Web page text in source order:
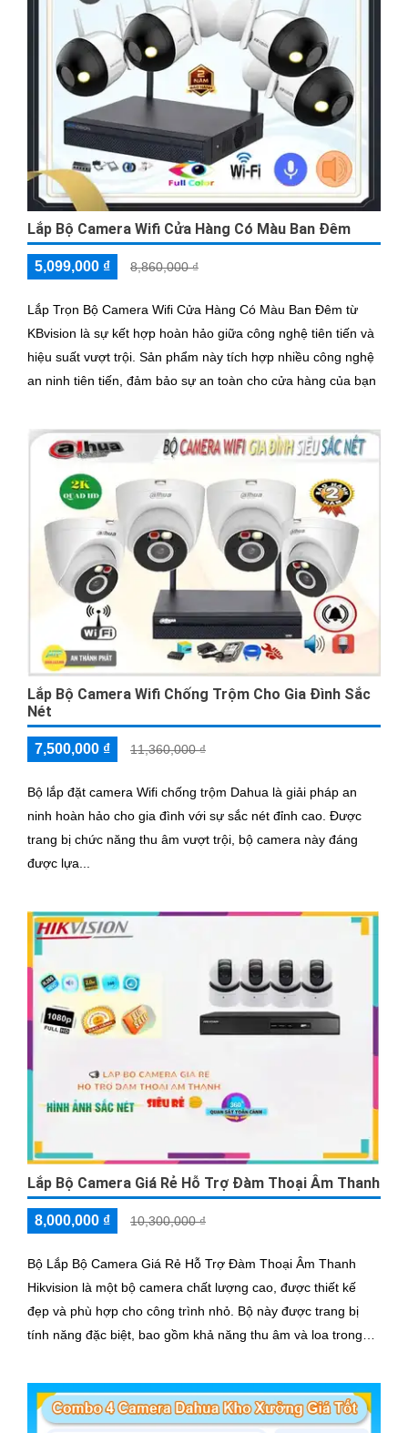
Lắp Bộ Camera Wifi Cửa Hàng Có Màu Ban Đêm
5,099,000 ₫ 8,860,000 ₫
Lắp Trọn Bộ Camera Wifi Cửa Hàng Có Màu Ban Đêm từ
KBvision là sự kết hợp hoàn hảo giữa công nghệ tiên tiến và
hiệu suất vượt trội. Sản phẩm này tích hợp nhiều công nghệ
an ninh tiên tiến, đảm bảo sự an toàn cho cửa hàng của bạn
Lắp Bộ Camera Wifi Chống Trộm Cho Gia Đình Sắc
Nét
7,500,000 ₫ 11,360,000 ₫
Bộ lắp đặt camera Wifi chống trộm Dahua là giải pháp an
ninh hoàn hảo cho gia đình với sự sắc nét đỉnh cao. Được
trang bị chức năng thu âm vượt trội, bộ camera này đáng
được lựa...
Lắp Bộ Camera Giá Rẻ Hỗ Trợ Đàm Thoại Âm Thanh
8,000,000 ₫ 10,300,000 ₫
Bộ Lắp Bộ Camera Giá Rẻ Hỗ Trợ Đàm Thoại Âm Thanh
Hikvision là một bộ camera chất lượng cao, được thiết kế
đẹp và phù hợp cho công trình nhỏ. Bộ này được trang bị
tính năng đặc biệt, bao gồm khả năng thu âm và loa trong